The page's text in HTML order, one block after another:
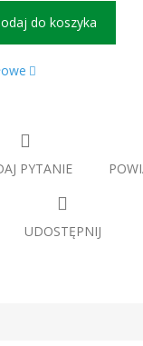
do koszyka
PYTANIE
UDOSTĘPNIJ